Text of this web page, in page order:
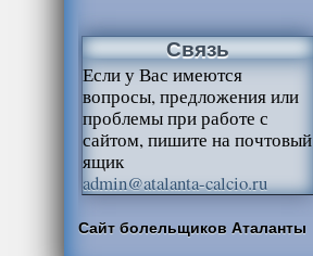
Связь
Если у Вас имеются
вопросы, предложения или
проблемы при работе с
сайтом, пишите на почтовый
ящик
admin@atalanta-calcio.ru
Сайт болельщиков Аталанты